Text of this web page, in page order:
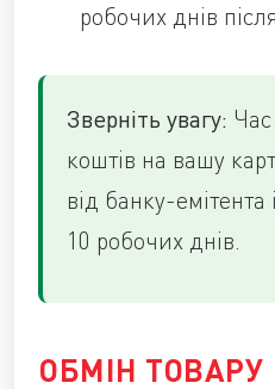
робочих днів
Зверніть увагу:
коштів на вашу
від банку-
10 робочих днів.
ОБМІН ТОВАРУ